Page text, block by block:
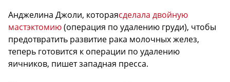
Анджелина Джоли, котораясделала двойную
мастэктомию(операция по удалению груди), чтобы
предотвратить развитие рака молочных желез,
теперь готовится к операции по удалению
яичников, пишет западная пресса.